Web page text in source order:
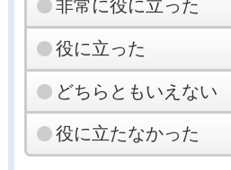
非常に役に立った
役に立った
どちらともいえない
役に立たなかった